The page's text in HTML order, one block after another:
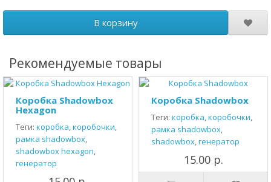
В корзину
Рекомендуемые товары
Коробка Shadowbox
Hexagon
Теги: коробка,коробочки,
рамка shadowbox,
shadowbox hexagon,
генератор
Коробка Shadowbox
Теги: коробка,коробочки,
рамка shadowbox,
shadowbox,генератор
15.00 р.